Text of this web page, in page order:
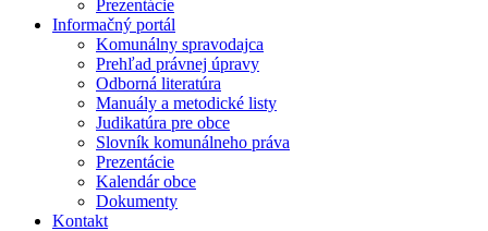
Prezentácie
Informačný portál
Komunálny spravodajca
Prehľad právnej úpravy
Odborná literatúra
Manuály a metodické listy
Judikatúra pre obce
Slovník komunálneho práva
Prezentácie
Kalendár obce
Dokumenty
Kontakt